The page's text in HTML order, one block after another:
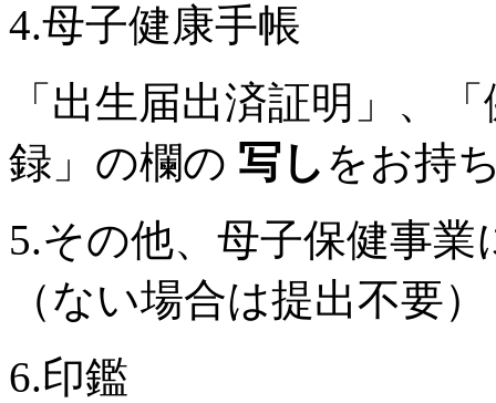
4.母子健康手帳
「出生届出済証明」、
録」の欄の 写し をお持
5.その他、母子保健事
（ない場合は提出不要）
6.印鑑